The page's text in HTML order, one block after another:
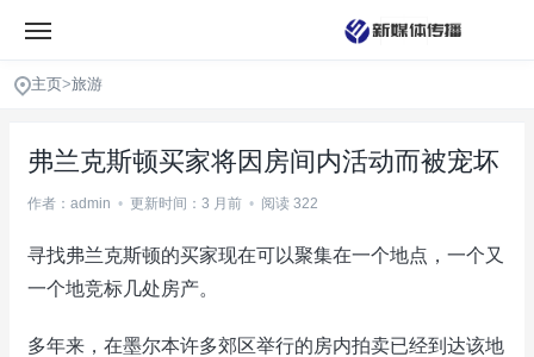
主页>旅游
弗兰克斯顿买家将因房间内活动而被宠坏
作者：admin • 更新时间：3 月前 • 阅读 322
寻找弗兰克斯顿的买家现在可以聚集在一个地点，一个又
一个地竞标几处房产。
多年来，在墨尔本许多郊区举行的房内拍卖已经到达该地